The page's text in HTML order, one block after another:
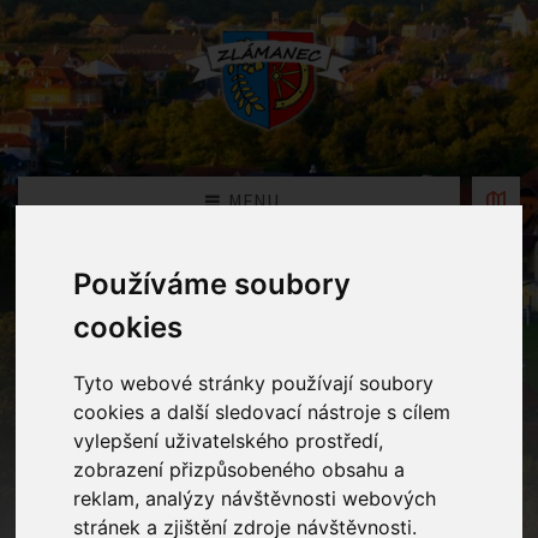
Používáme soubory
cookies
Tyto webové stránky používají soubory
cookies a další sledovací nástroje s cílem
vylepšení uživatelského prostředí,
zobrazení přizpůsobeného obsahu a
reklam, analýzy návštěvnosti webových
stránek a zjištění zdroje návštěvnosti.
MENU
Oznámení
Podpora Zlínského kraje -
"Podpora usměrňování odtoku a
vsakování vody v rámci lesních